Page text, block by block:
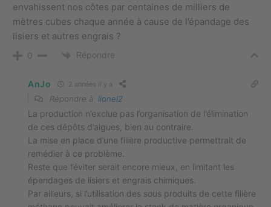
envahissent nos côtes par centaines de milliers de
mètres cubes chaque année à cause de l’épandage des
lisiers et autres engrais ?
0 Répondre
AnJo 2 années il y a
Répondre à lionel2
La production n’exclue pas l’organisation de l’élimination
de ces dépôts d’algues, bien au contraire.
La mise en place d’une filière productive permettrait de
remédier à ce problème.
Reste que l’éviter serait encore mieux, en limitant les
épendages de lisiers et engrais chimiques.
Par ailleurs, si l’utilisation des sous produits de cette filière